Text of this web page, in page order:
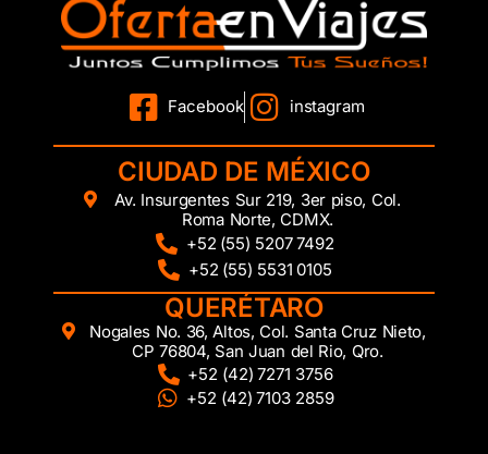
Facebook instagram
CIUDAD DE MÉXICO
Av. Insurgentes Sur 219, 3er piso, Col.
Roma Norte, CDMX.
+52 (55) 5207 7492
+52 (55) 5531 0105
QUERÉTARO
Nogales No. 36, Altos, Col. Santa Cruz Nieto,
CP 76804, San Juan del Rio, Qro.
+52 (42) 7271 3756
+52 (42) 7103 2859